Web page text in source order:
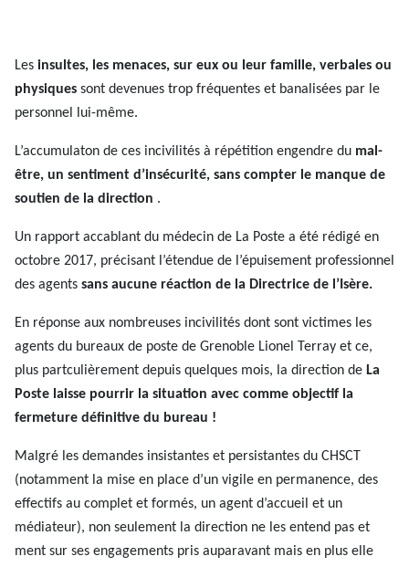
Les insultes, les menaces, sur eux ou leur famille, verbales ou
physiques sont devenues trop fréquentes et banalisées par le
personnel lui-même.
L’accumulaton de ces incivilités à répétition engendre du mal-
être, un sentiment d’insécurité, sans compter le manque de
soutien de la direction .
Un rapport accablant du médecin de La Poste a été rédigé en
octobre 2017, précisant l’étendue de l’épuisement professionnel
des agents sans aucune réaction de la Directrice de l’Isère.
En réponse aux nombreuses incivilités dont sont victimes les
agents du bureaux de poste de Grenoble Lionel Terray et ce,
plus partculièrement depuis quelques mois, la direction de La
Poste laisse pourrir la situation avec comme objectif la
fermeture définitive du bureau !
Malgré les demandes insistantes et persistantes du CHSCT
(notamment la mise en place d’un vigile en permanence, des
effectifs au complet et formés, un agent d’accueil et un
médiateur), non seulement la direction ne les entend pas et
ment sur ses engagements pris auparavant mais en plus elle